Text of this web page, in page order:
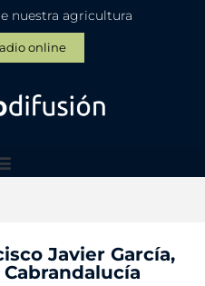
nuestra agricultura
online
Javier García,